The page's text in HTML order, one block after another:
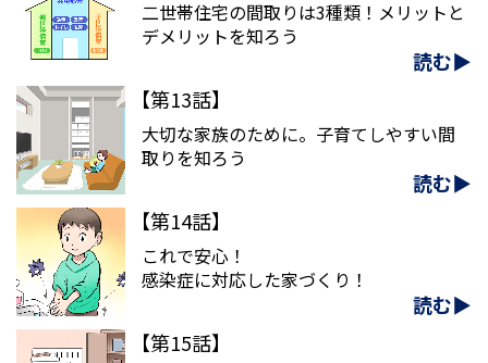
二世帯住宅の間取りは3種類！メリットと
デメリットを知ろう
読む▶
【第13話】
大切な家族のために。子育てしやすい間
取りを知ろう
読む▶
【第14話】
これで安心！
感染症に対応した家づくり！
読む▶
【第15話】